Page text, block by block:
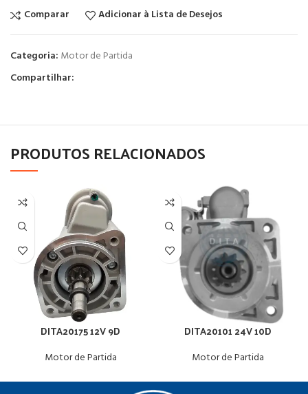
Comparar Adicionar à Lista de Desejos
Categoria: Motor de Partida
Compartilhar:
PRODUTOS RELACIONADOS
DITA20175 12V 9D
Motor de Partida
DITA20101 24V 10D
Motor de Partida